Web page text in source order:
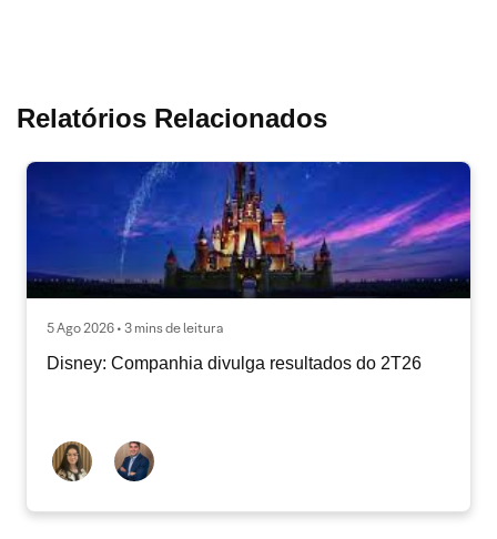
Relatórios Relacionados
5 Ago 2026 • 3 mins de leitura
Disney: Companhia divulga resultados do 2T26